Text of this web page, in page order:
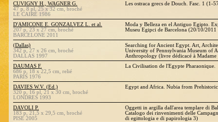
CUVIGNY H., WAGNER G.
47 p, 8 pl, 25 x 32 cm, broché
LE CAIRE 1986
Les ostraca grecs de Douch. Fasc. 1 (1-
D'AMICONE E. GONZALVEZ L. et al.
207 p, 23 x 27 cm, broché
BARCELONE 2011
Moda y Belleza en el Antiguo Egipto.
Museu Egipci de Barcelona (20/10/
(Dallas)
342 p, 27 x 26 cm, broché
DALLAS 1997
Searching for Ancient Egypt. Art,
University of Pennsylvania Museum of
Anthropology (livre dédicacé à Madame
DAUMAS F.
686 p, 18 x 22,5 cm, relié
PARIS 1976
La Civilisation de l'Egypte Pharaonique.
DAVIES W.V. (Ed.)
320 p, 16 pl, 21 x 30 cm, broché
LONDRES 1993
Egypt and Africa. Nubia from
DAVOLI P.
183 p, 21,5 x 29,5 cm, broché
PISE 2005
Oggetti in argilla dall'area templare di
Catalogo dei rinvenimenti delle
di egittologia e di papirologia 3)